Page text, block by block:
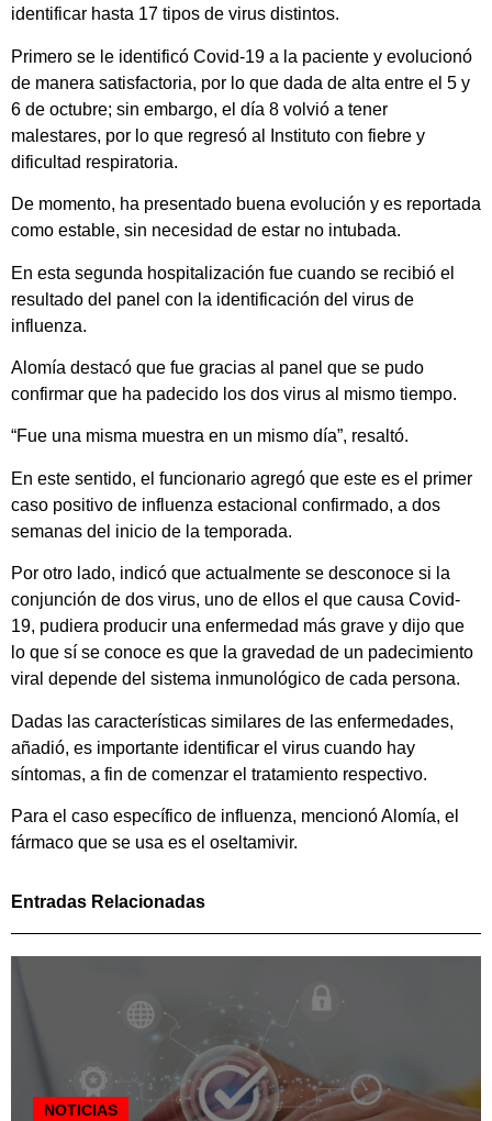
identificar hasta 17 tipos de virus distintos.
Primero se le identificó Covid-19 a la paciente y evolucionó
de manera satisfactoria, por lo que dada de alta entre el 5 y
6 de octubre; sin embargo, el día 8 volvió a tener
malestares, por lo que regresó al Instituto con fiebre y
dificultad respiratoria.
De momento, ha presentado buena evolución y es reportada
como estable, sin necesidad de estar no intubada.
En esta segunda hospitalización fue cuando se recibió el
resultado del panel con la identificación del virus de
influenza.
Alomía destacó que fue gracias al panel que se pudo
confirmar que ha padecido los dos virus al mismo tiempo.
“Fue una misma muestra en un mismo día”, resaltó.
En este sentido, el funcionario agregó que este es el primer
caso positivo de influenza estacional confirmado, a dos
semanas del inicio de la temporada.
Por otro lado, indicó que actualmente se desconoce si la
conjunción de dos virus, uno de ellos el que causa Covid-
19, pudiera producir una enfermedad más grave y dijo que
lo que sí se conoce es que la gravedad de un padecimiento
viral depende del sistema inmunológico de cada persona.
Dadas las características similares de las enfermedades,
añadió, es importante identificar el virus cuando hay
síntomas, a fin de comenzar el tratamiento respectivo.
Para el caso específico de influenza, mencionó Alomía, el
fármaco que se usa es el oseltamivir.
Entradas Relacionadas
NOTICIAS